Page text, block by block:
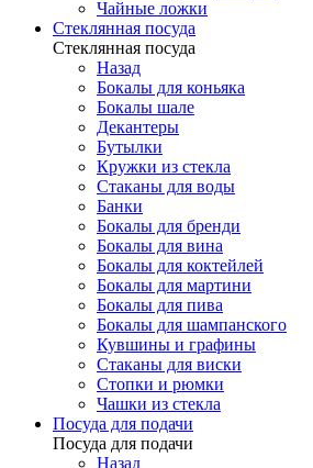
Чайные ложки
Стеклянная посуда
Стеклянная посуда
Назад
Бокалы для коньяка
Бокалы шале
Декантеры
Бутылки
Кружки из стекла
Стаканы для воды
Банки
Бокалы для бренди
Бокалы для вина
Бокалы для коктейлей
Бокалы для мартини
Бокалы для пива
Бокалы для шампанского
Кувшины и графины
Стаканы для виски
Стопки и рюмки
Чашки из стекла
Посуда для подачи
Посуда для подачи
Назад